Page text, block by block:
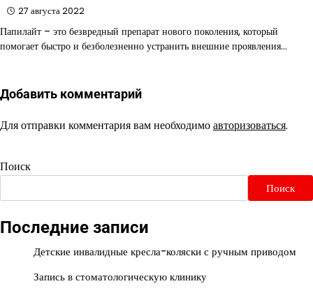
27 августа 2022
Папилайт – это безвредный препарат нового поколения, который
помогает быстро и безболезненно устранить внешние проявления…
Добавить комментарий
Для отправки комментария вам необходимоавторизоваться.
Поиск
Поиск
Последние записи
Детские инвалидные кресла-коляски с ручным приводом
Запись в стоматологическую клинику